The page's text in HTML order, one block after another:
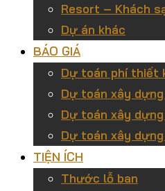
Resort – Khách
Dự án khác
BÁO GIÁ
Dự toán phí thiết
Dự toán xây
Dự toán xây
Dự toán xây
TIỆN ÍCH
Thước lỗ ban